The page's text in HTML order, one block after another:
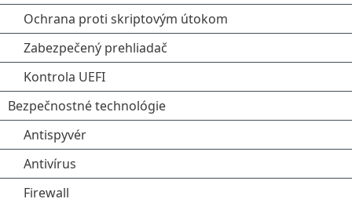
Ochrana proti skriptovým útokom
Zabezpečený prehliadač
Kontrola UEFI
Bezpečnostné technológie
Antispyvér
Antivírus
Firewall